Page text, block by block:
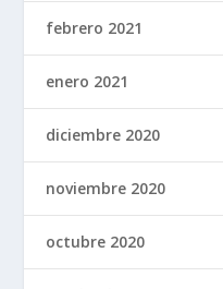
febrero 2021
enero 2021
diciembre 2020
noviembre 2020
octubre 2020